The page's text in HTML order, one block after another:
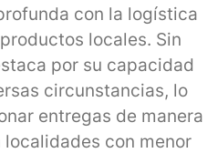
con la logística
locales. Sin
por su capacidad
circunstancias, lo
entregas de manera
con menor